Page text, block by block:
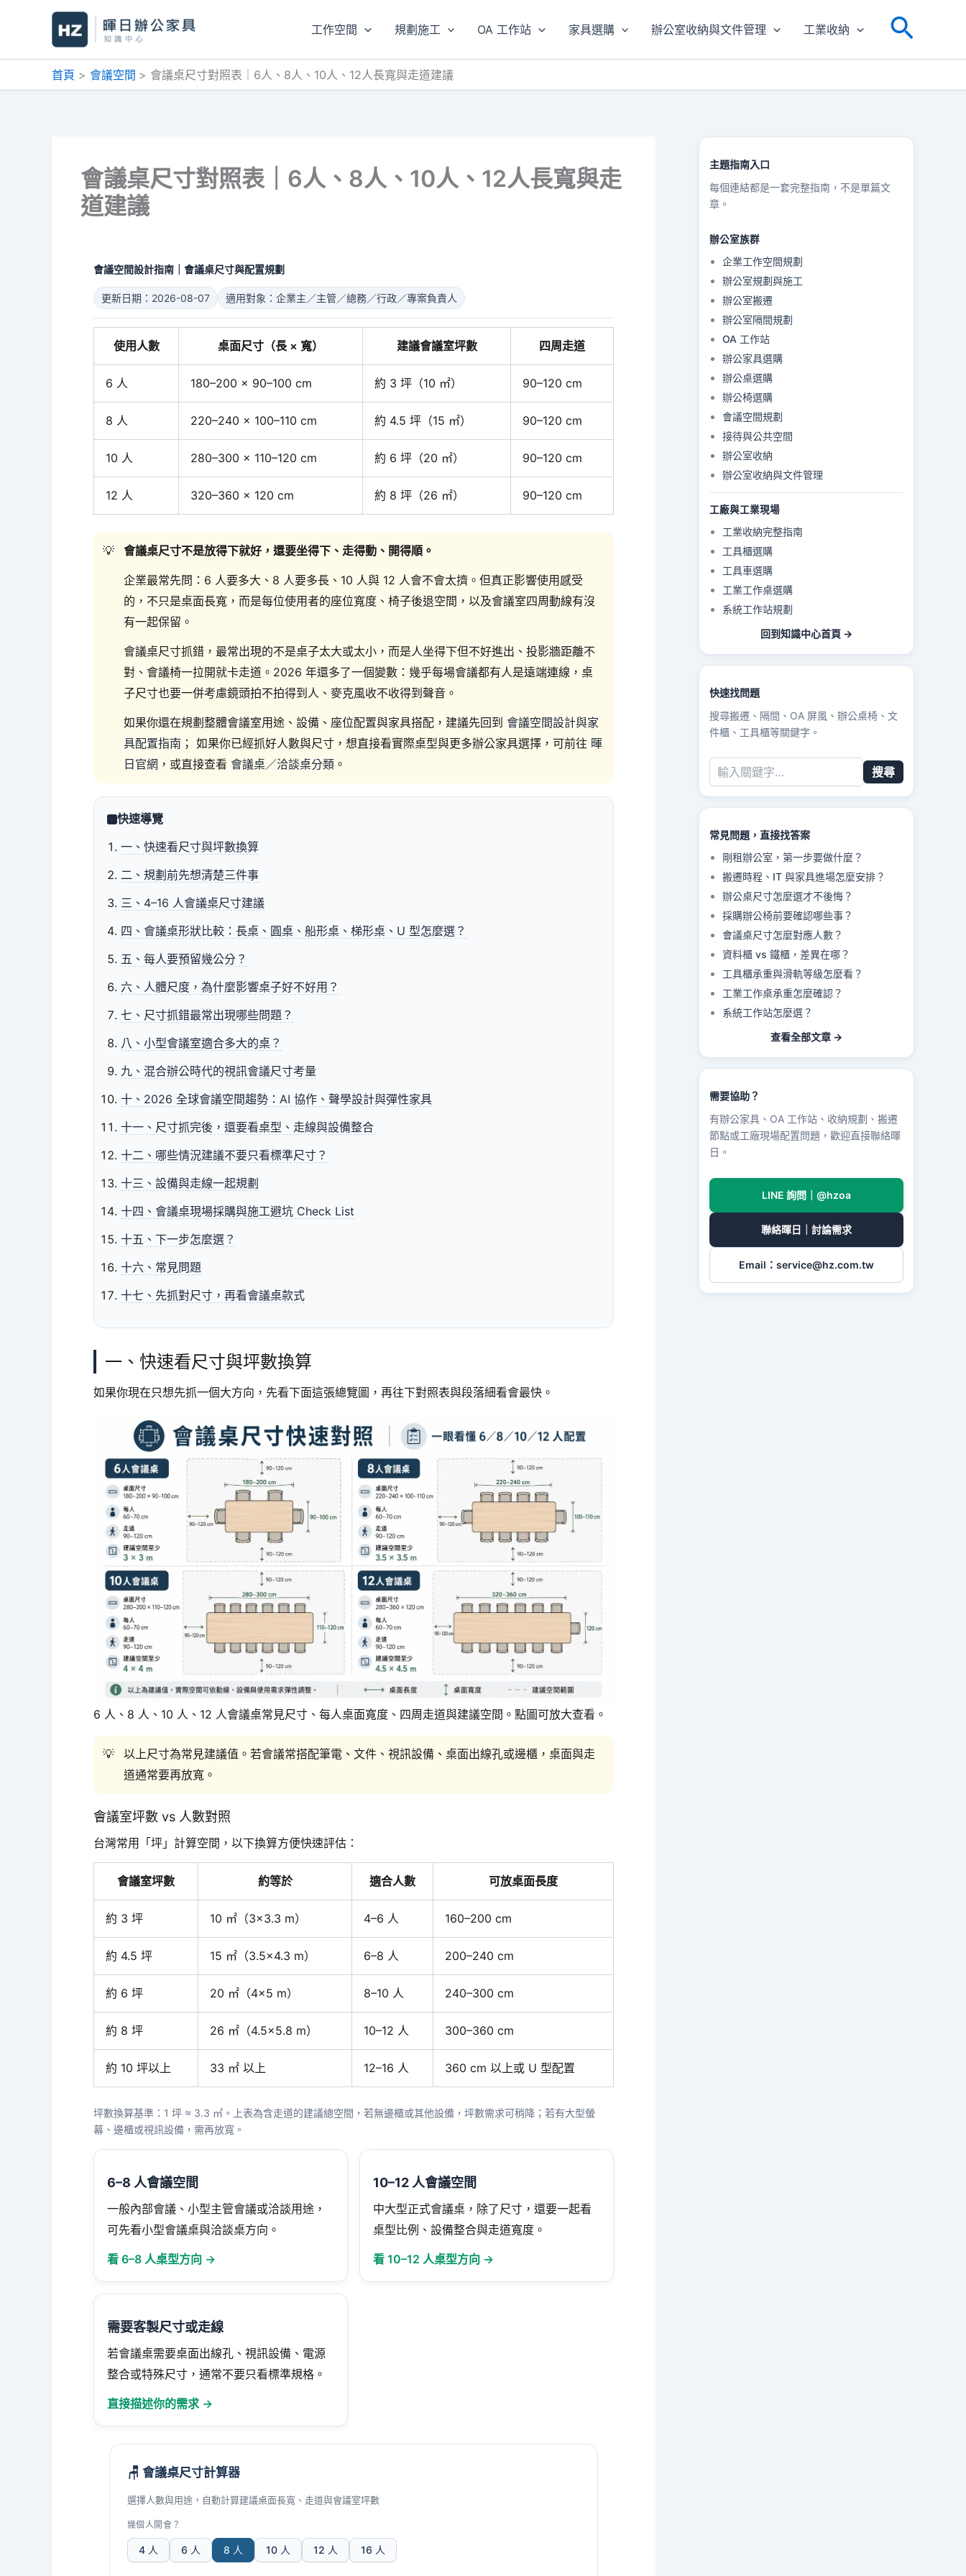
工作空間 規劃施工 OA 工作站 家具選購 辦公室收納與文件管理 工業收納
搜
尋
首頁 會議空間 會議桌尺寸對照表｜6人、8人、10人、12人長寬與走道建議
會議桌尺寸對照表｜6人、8人、10人、12人長寬與走
道建議
會議空間設計指南｜會議桌尺寸與配置規劃
更新日期：2026-08-07 適用對象：企業主／主管／總務／行政／專案負責人
使用人數 桌面尺寸（長 × 寬） 建議會議室坪數 四周走道
6 人 180–200 × 90–100 cm 約 3 坪（10 ㎡） 90–120 cm
8 人 220–240 × 100–110 cm 約 4.5 坪（15 ㎡） 90–120 cm
10 人 280–300 × 110–120 cm 約 6 坪（20 ㎡） 90–120 cm
12 人 320–360 × 120 cm 約 8 坪（26 ㎡） 90–120 cm
會議桌尺寸不是放得下就好，還要坐得下、走得動、開得順。
企業最常先問：6 人要多大、8 人要多長、10 人與 12 人會不會太擠。但真正影響使用感受
的，不只是桌面長寬，而是每位使用者的座位寬度、椅子後退空間，以及會議室四周動線有沒
有一起保留。
會議桌尺寸抓錯，最常出現的不是桌子太大或太小，而是人坐得下但不好進出、投影牆距離不
對、會議椅一拉開就卡走道。2026 年還多了一個變數：幾乎每場會議都有人是遠端連線，桌
子尺寸也要一併考慮鏡頭拍不拍得到人、麥克風收不收得到聲音。
如果你還在規劃整體會議室用途、設備、座位配置與家具搭配，建議先回到 會議空間設計與家
具配置指南 ； 如果你已經抓好人數與尺寸，想直接看實際桌型與更多辦公家具選擇，可前往 暉
日官網 ，或直接查看 會議桌／洽談桌分類 。
快速導覽
一、快速看尺寸與坪數換算
二、規劃前先想清楚三件事
三、4–16 人會議桌尺寸建議
四、會議桌形狀比較：長桌、圓桌、船形桌、梯形桌、U 型怎麼選？
五、每人要預留幾公分？
六、人體尺度，為什麼影響桌子好不好用？
七、尺寸抓錯最常出現哪些問題？
八、小型會議室適合多大的桌？
九、混合辦公時代的視訊會議尺寸考量
十、2026 全球會議空間趨勢：AI 協作、聲學設計與彈性家具
十一、尺寸抓完後，還要看桌型、走線與設備整合
十二、哪些情況建議不要只看標準尺寸？
十三、設備與走線一起規劃
十四、會議桌現場採購與施工避坑 Check List
十五、下一步怎麼選？
十六、常見問題
十七、先抓對尺寸，再看會議桌款式
一、快速看尺寸與坪數換算
如果你現在只想先抓一個大方向，先看下面這張總覽圖，再往下對照表與段落細看會最快。
6 人、8 人、10 人、12 人會議桌常見尺寸、每人桌面寬度、四周走道與建議空間。點圖可放大查看。
以上尺寸為常見建議值。若會議常搭配筆電、文件、視訊設備、桌面出線孔或邊櫃，桌面與走
道通常要再放寬。
會議室坪數 vs 人數對照
台灣常用「坪」計算空間，以下換算方便快速評估：
會議室坪數 約等於 適合人數 可放桌面長度
約 3 坪 10 ㎡（3×3.3 m） 4–6 人 160–200 cm
約 4.5 坪 15 ㎡（3.5×4.3 m） 6–8 人 200–240 cm
約 6 坪 20 ㎡（4×5 m） 8–10 人 240–300 cm
約 8 坪 26 ㎡（4.5×5.8 m） 10–12 人 300–360 cm
約 10 坪以上 33 ㎡ 以上 12–16 人 360 cm 以上或 U 型配置
坪數換算基準：1 坪 ≈ 3.3 ㎡。上表為含走道的建議總空間，若無邊櫃或其他設備，坪數需求可稍降；若有大型螢
幕、邊櫃或視訊設備，需再放寬。
6–8 人會議空間
一般內部會議、小型主管會議或洽談用途，
可先看小型會議桌與洽談桌方向。
看 6–8 人桌型方向 →
10–12 人會議空間
中大型正式會議桌，除了尺寸，還要一起看
桌型比例、設備整合與走道寬度。
看 10–12 人桌型方向 →
需要客製尺寸或走線
若會議桌需要桌面出線孔、視訊設備、電源
整合或特殊尺寸，通常不要只看標準規格。
直接描述你的需求 →
🪑 會議桌尺寸計算器
選擇人數與用途，自動計算建議桌面長寬、走道與會議室坪數
幾個人開會？
4 人 6 人 8 人 10 人 12 人 16 人
主題指南入口
每個連結都是一套完整指南，不是單篇文
章。
辦公室族群
企業工作空間規劃
辦公室規劃與施工
辦公室搬遷
辦公室隔間規劃
OA 工作站
辦公家具選購
辦公桌選購
辦公椅選購
會議空間規劃
接待與公共空間
辦公室收納
辦公室收納與文件管理
工廠與工業現場
工業收納完整指南
工具櫃選購
工具車選購
工業工作桌選購
系統工作站規劃
回到知識中心首頁 →
快速找問題
搜尋搬遷、隔間、OA 屏風、辦公桌椅、文
件櫃、工具櫃等關鍵字。
搜尋
常見問題，直接找答案
剛租辦公室，第一步要做什麼？
搬遷時程、IT 與家具進場怎麼安排？
辦公桌尺寸怎麼選才不後悔？
採購辦公椅前要確認哪些事？
會議桌尺寸怎麼對應人數？
資料櫃 vs 鐵櫃，差異在哪？
工具櫃承重與滑軌等級怎麼看？
工業工作桌承重怎麼確認？
系統工作站怎麼選？
查看全部文章 →
需要協助？
有辦公家具、OA 工作站、收納規劃、搬遷
節點或工廠現場配置問題，歡迎直接聯絡暉
日。
LINE 詢問｜@hzoa
聯絡暉日｜討論需求
Email： service@hz.com.tw